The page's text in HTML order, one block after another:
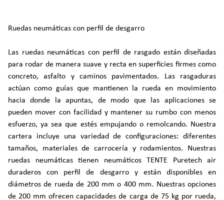
Ruedas neumáticas con perfil de desgarro
Las ruedas neumáticas con perfil de rasgado están diseñadas
para rodar de manera suave y recta en superficies firmes como
concreto, asfalto y caminos pavimentados. Las rasgaduras
actúan como guías que mantienen la rueda en movimiento
hacia donde la apuntas, de modo que las aplicaciones se
pueden mover con facilidad y mantener su rumbo con menos
esfuerzo, ya sea que estés empujando o remolcando. Nuestra
cartera incluye una variedad de configuraciones: diferentes
tamaños, materiales de carrocería y rodamientos. Nuestras
ruedas neumáticas tienen neumáticos TENTE Puretech air
duraderos con perfil de desgarro y están disponibles en
diámetros de rueda de 200 mm o 400 mm. Nuestras opciones
de 200 mm ofrecen capacidades de carga de 75 kg por rueda,